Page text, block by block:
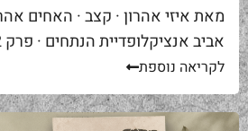
מאת איזי אהרון · קצב · האחים
באים אליי בקצביה ומבקשים
לקריאה נוספת